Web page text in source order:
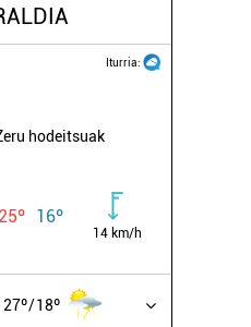
Iturria:
hodeitsuak
25º 16º
14 km/h
27º 18º